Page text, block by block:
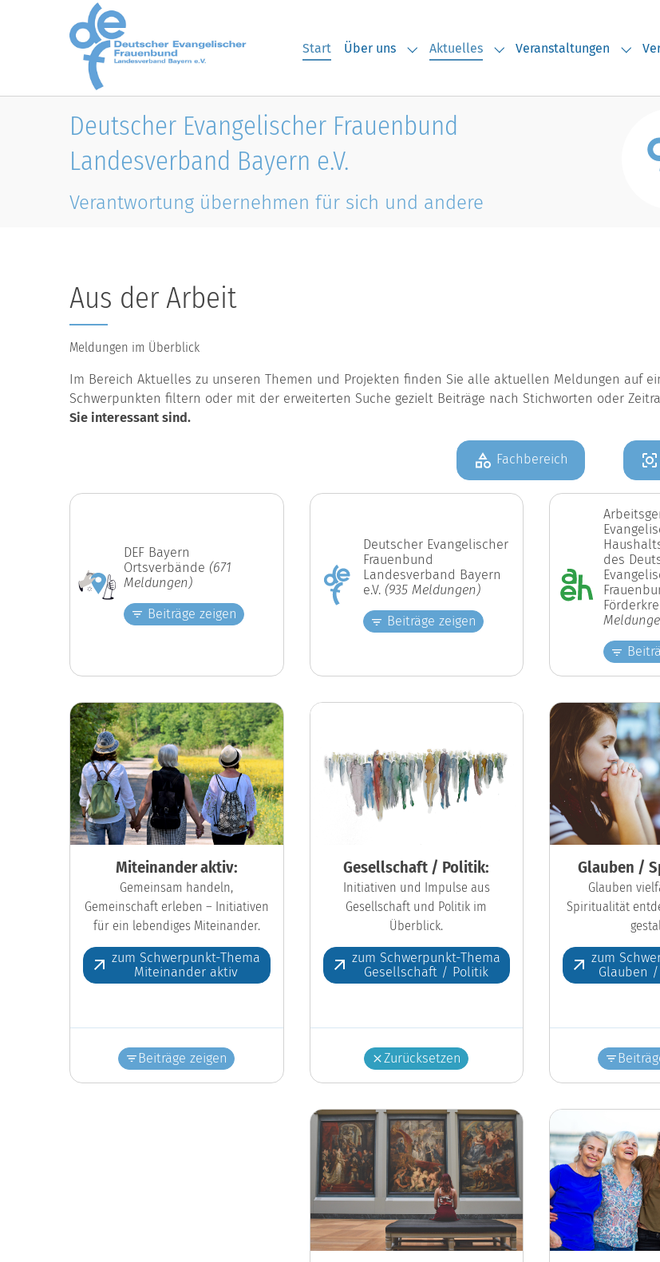
Skip to main content
Start Über uns
Submenu for "Über uns"
Aktuelles(current)
Submenu for "Aktuelles"
Veranstaltungen
Deutscher Evangelischer Frauenbund
Landesverband Bayern e.V.
Verantwortung übernehmen für sich und andere
Aus der Arbeit
Meldungen im Überblick
Im Bereich Aktuelles zu unseren Themen und Projekten finden Sie alle aktuellen Meldungen auf
Schwerpunkten filtern oder mit der erweiterten Suche gezielt Beiträge nach Stichworten oder
Sie interessant sind.
Fachbereich
DEF Bayern
Ortsverbände (671
Meldungen)
Beiträge zeigen
Deutscher Evangelischer
Frauenbund
Landesverband Bayern
e.V. (935 Meldungen)
Beiträge zeigen
des
Miteinander aktiv:
Gemeinsam handeln,
Gemeinschaft erleben – Initiativen
für ein lebendiges Miteinander.
zum Schwerpunkt-Thema
Miteinander aktiv
Beiträge zeigen
Gesellschaft / Politik:
Initiativen und Impulse aus
Gesellschaft und Politik im
Überblick.
zum Schwerpunkt-Thema
Gesellschaft / Politik
Zurücksetzen
Glauben /
Glauben
Spiritualität
zum
Glauben